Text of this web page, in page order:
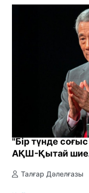
"Бір түнде
АҚШ-Қытай
Талғар Дәлелғазы